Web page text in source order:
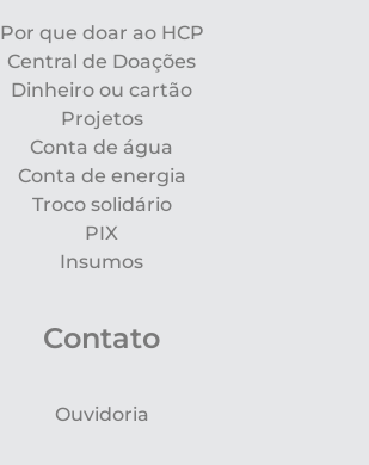
Por que doar ao HCP
Central de Doações
Dinheiro ou cartão
Projetos
Conta de água
Conta de energia
Troco solidário
PIX
Insumos
Contato
Ouvidoria